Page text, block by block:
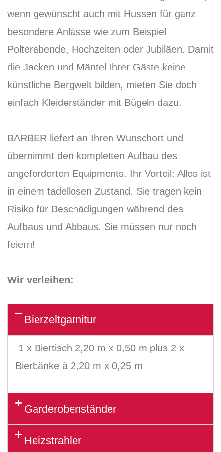
wenn gewünscht auch mit Hussen für ganz
besondere Anlässe wie zum Beispiel
Polterabende, Hochzeiten oder Jubiläen. Damit
die Jacken und Mäntel Ihrer Gäste keine
künstliche Bergwelt bilden, mieten Sie doch
einfach Kleiderständer mit Bügeln dazu.
BARBER liefert an Ihren Wunschort und
übernimmt den kompletten Aufbau des
angeforderten Equipments. Ihr Vorteil: Alles ist
in einem tadellosen Zustand. Sie tragen kein
Risiko für Beschädigungen während des
Aufbaus und Abbaus. Sie müssen nur noch
feiern!
Wir verleihen:
Bierzeltgarnitur
1 x Biertisch 2,20 m x 0,50 m plus 2 x
Bierbänke à 2,20 m x 0,25 m
Garderobenständer
Heizstrahler